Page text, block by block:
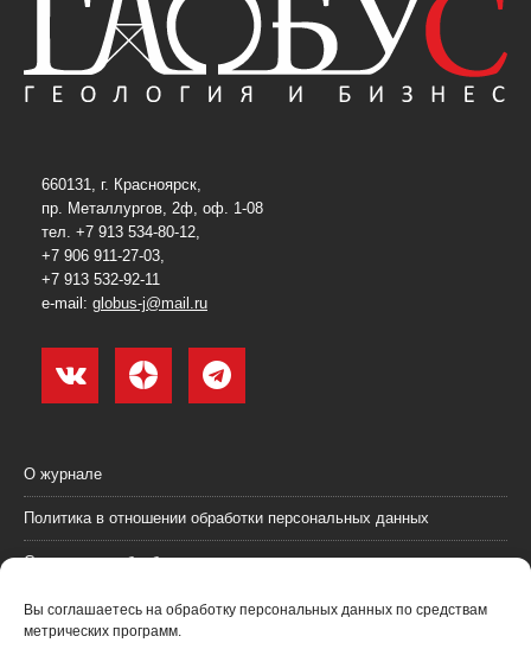
Вы соглашаетесь на обработку персональных данных по средствам
метрических программ.
660131, г. Красноярск,
пр. Металлургов, 2ф, оф. 1-08
тел. +7 913 534-80-12,
+7 906 911-27-03,
+7 913 532-92-11
e-mail: globus-j@mail.ru
О журнале
Политика в отношении обработки персональных данных
Согласие на обработку персональных данных
Пользовательское соглашение (оферта)